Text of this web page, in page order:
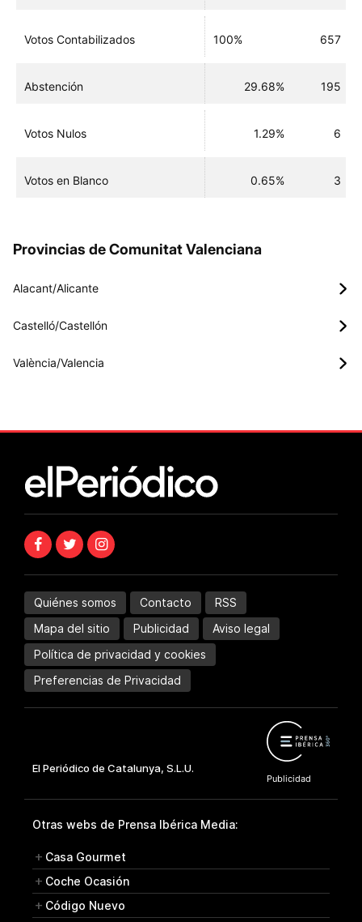
Votos Contabilizados 100% 657
Abstención 29.68% 195
Votos Nulos 1.29% 6
Votos en Blanco 0.65% 3
Provincias de Comunitat Valenciana
Alacant/Alicante
Castelló/Castellón
València/Valencia
Quiénes somos Contacto
RSS
Mapa del sitio
Publicidad
Aviso legal
Política de privacidad y cookies
Preferencias de Privacidad
Otras webs de Prensa Ibérica Media:
Casa Gourmet
Coche Ocasión
Código Nuevo